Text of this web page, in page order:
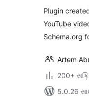
Plugin
YouTube
Schema.org
Artem
200+
5.0.26